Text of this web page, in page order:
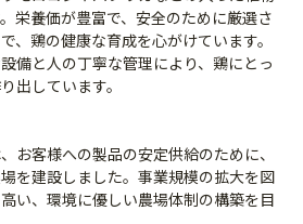
栄養価が豊富で、安全のために厳選さ
、鶏の健康な育成を心がけています。
備と人の丁寧な管理により、鶏にとっ
出しています。
お客様への製品の安定供給のために、
を建設しました。事業規模の拡大を図
い、環境に優しい農場体制の構築を目